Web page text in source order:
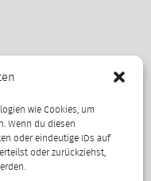
wie Cookies, um
Wenn du diesen
oder eindeutige IDs auf
oder zurückziehst,